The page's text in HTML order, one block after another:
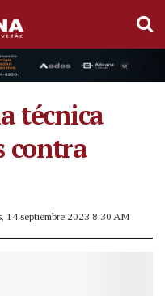
técnica
contra
14 septiembre 2023 8:30 AM